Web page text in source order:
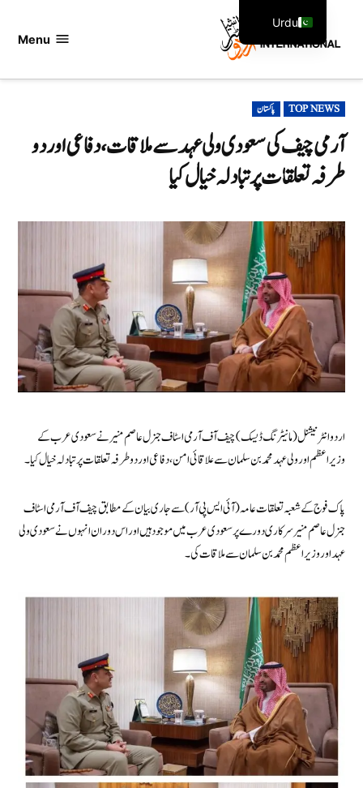
Menu
POSTED
IN
TOP NEWS پاکستان
آرمی چیف کی سعودی ولی عہد سے ملاقات، دفاعی اور دو
طرفہ تعلقات پر تبادلہ خیال کیا
اردو انٹرنیشنل (مانیٹرنگ ڈیسک) چیف آف آرمی اسٹاف جنرل عاصم منیر نے سعودی عرب کے
وزیراعظم اور ولی عہد محمد بن سلمان سے علاقائی امن، دفاعی اور دو طرفہ تعلقات پر تبادلہ خیال کیا۔
پاک فوج کے شعبہ تعلقات عامہ (آئی ایس پی آر) سے جاری بیان کے مطابق چیف آف آرمی اسٹاف
جنرل عاصم منیرسرکاری دورے پر سعودی عرب میں موجود ہیں اور اس دوران انہوں نے سعودی ولی
عہد اور وزیر اعظم محمد بن سلمان سے ملاقات کی۔
Urdu
English